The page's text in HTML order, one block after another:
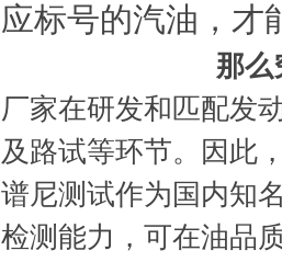
应标号的汽油，才
那么
厂家在研发和匹配发
及路试等环节。因此
谱尼测试作为国内知
检测能力，可在油品